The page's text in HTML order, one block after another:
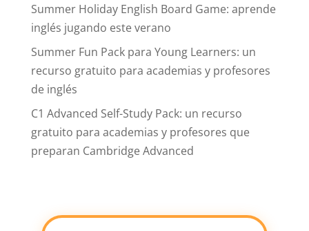
Summer Holiday English Board Game: aprende
inglés jugando este verano
Summer Fun Pack para Young Learners: un
recurso gratuito para academias y profesores
de inglés
C1 Advanced Self-Study Pack: un recurso
gratuito para academias y profesores que
preparan Cambridge Advanced